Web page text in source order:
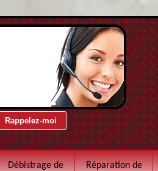
Débistrage de
Réparation de